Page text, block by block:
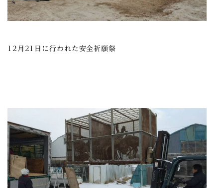
12月21日に行われた安全祈願祭